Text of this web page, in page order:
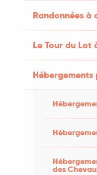
Randonnées
Le Tour du Lot
des
: Visite
miracle
!